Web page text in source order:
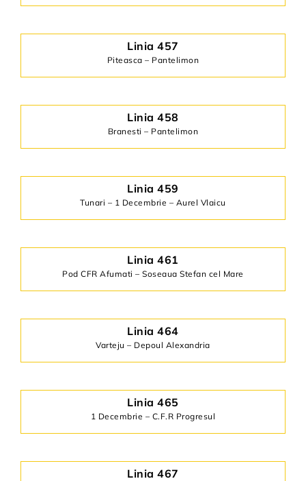
Linia 457
Piteasca – Pantelimon
Linia 458
Branesti – Pantelimon
Linia 459
Tunari – 1 Decembrie – Aurel Vlaicu
Linia 461
Pod CFR Afumati – Soseaua Stefan cel Mare
Linia 464
Varteju – Depoul Alexandria
Linia 465
1 Decembrie – C.F.R Progresul
Linia 467